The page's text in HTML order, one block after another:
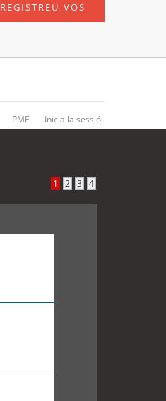
REGISTREU-VOS
PMF Inicia la sessió
1 2 3 4